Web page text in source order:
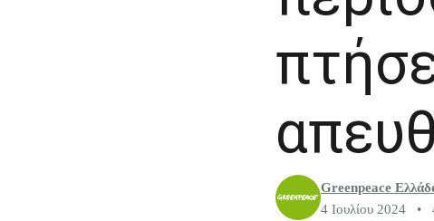
Greenpeace
4 Ιουλίου 2024
•